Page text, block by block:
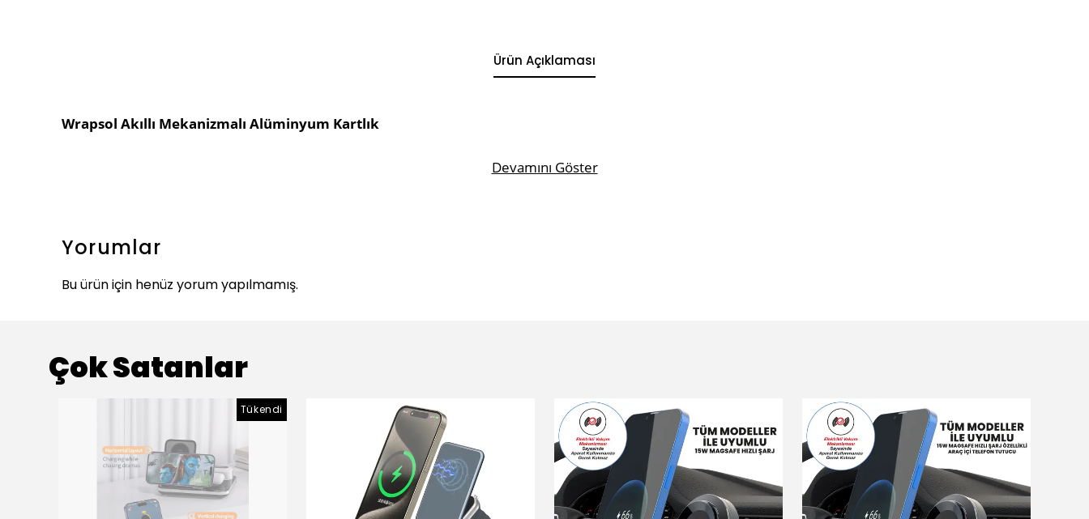
Ürün Açıklaması
Wrapsol Akıllı Mekanizmalı Alüminyum Kartlık
Devamını Göster
Yorumlar
Bu ürün için henüz yorum yapılmamış.
Çok Satanlar
Tükendi